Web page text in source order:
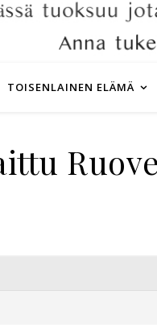
TOISENLAINEN ELÄMÄ